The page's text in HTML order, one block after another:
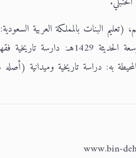
(تعليم البنات بالمملكة العربية
حاضره)، تيسير الناسك لأداء المناسك، حدود الصفا والمروة:
به: دراسة تاريخية وميدانية